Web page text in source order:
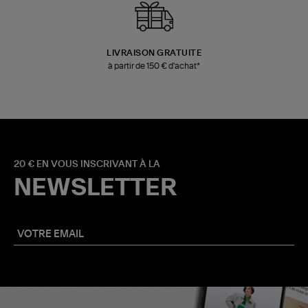
LIVRAISON GRATUITE
à partir de 150 € d'achat*
20 € EN VOUS INSCRIVANT À LA
NEWSLETTER